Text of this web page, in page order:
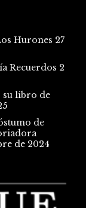
Hurones 27
Recuerdos 2
su libro de
de
de 2024